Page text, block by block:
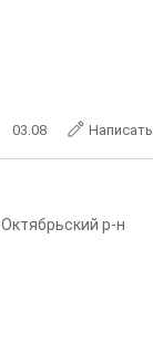
03.08 Написать
Октябрьский р-н